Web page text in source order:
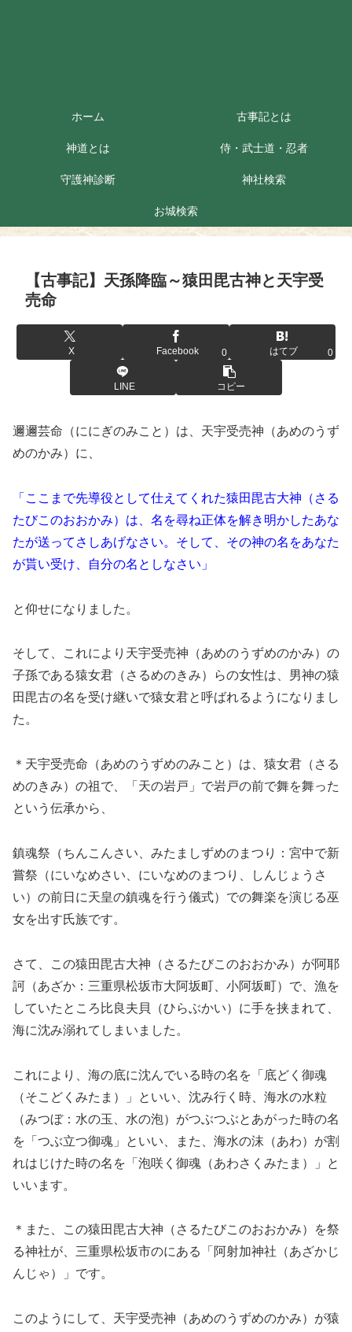
ホーム 古事記とは
神道とは 侍・武士道・忍者
守護神診断 神社検索
お城検索
【古事記】天孫降臨～猿田毘古神と天宇受
売命
X Facebook 0 はてブ 0
LINE コピー
邇邇芸命（ににぎのみこと）は、天宇受売神（あめのうず
めのかみ）に、
「ここまで先導役として仕えてくれた猿田毘古大神（さる
たびこのおおかみ）は、名を尋ね正体を解き明かしたあな
たが送ってさしあげなさい。そして、その神の名をあなた
が貰い受け、自分の名としなさい」
と仰せになりました。
そして、これにより天宇受売神（あめのうずめのかみ）の
子孫である猿女君（さるめのきみ）らの女性は、男神の猿
田毘古の名を受け継いで猿女君と呼ばれるようになりまし
た。
＊天宇受売命（あめのうずめのみこと）は、猿女君（さる
めのきみ）の祖で、「天の岩戸」で岩戸の前で舞を舞った
という伝承から、
鎮魂祭（ちんこんさい、みたましずめのまつり：宮中で新
嘗祭（にいなめさい、にいなめのまつり、しんじょうさ
い）の前日に天皇の鎮魂を行う儀式）での舞楽を演じる巫
女を出す氏族です。
さて、この猿田毘古大神（さるたびこのおおかみ）が阿耶
訶（あざか：三重県松坂市大阿坂町、小阿坂町）で、漁を
していたところ比良夫貝（ひらぶかい）に手を挟まれて、
海に沈み溺れてしまいました。
これにより、海の底に沈んでいる時の名を「底どく御魂
（そこどくみたま）」といい、沈み行く時、海水の水粒
（みつぼ：水の玉、水の泡）がつぶつぶとあがった時の名
を「つぶ立つ御魂」といい、また、海水の沫（あわ）が割
れはじけた時の名を「泡咲く御魂（あわさくみたま）」と
いいます。
＊また、この猿田毘古大神（さるたびこのおおかみ）を祭
る神社が、三重県松坂市のにある「阿射加神社（あざかじ
んじゃ）」です。
このようにして、天宇受売神（あめのうずめのかみ）が猿